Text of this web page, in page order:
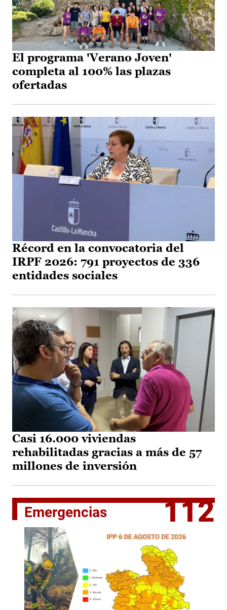
El programa 'Verano Joven'
completa al 100% las plazas
ofertadas
Récord en la convocatoria del
IRPF 2026: 791 proyectos de 336
entidades sociales
Casi 16.000 viviendas
rehabilitadas gracias a más de 57
millones de inversión
Emergencias 112